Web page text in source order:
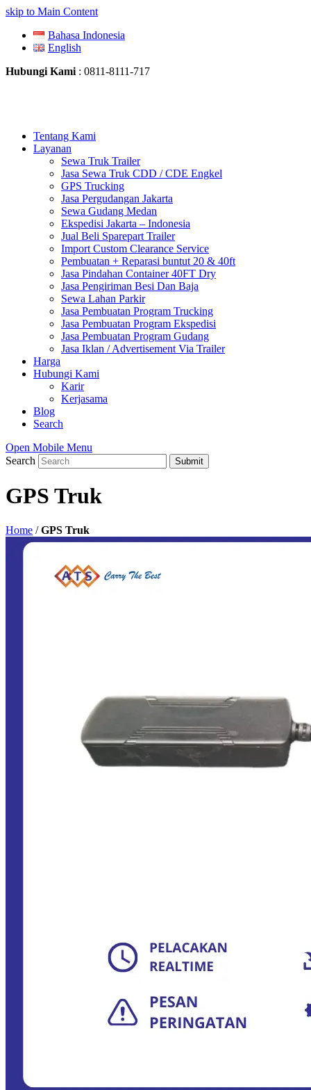
skip to Main Content
Bahasa Indonesia
English
Hubungi Kami : 0811-8111-717
Tentang Kami
Layanan
Sewa Truk Trailer
Jasa Sewa Truk CDD / CDE Engkel
GPS Trucking
Jasa Pergudangan Jakarta
Sewa Gudang Medan
Ekspedisi Jakarta – Indonesia
Jual Beli Sparepart Trailer
Import Custom Clearance Service
Pembuatan + Reparasi buntut 20 & 40ft
Jasa Pindahan Container 40FT Dry
Jasa Pengiriman Besi Dan Baja
Sewa Lahan Parkir
Jasa Pembuatan Program Trucking
Jasa Pembuatan Program Ekspedisi
Jasa Pembuatan Program Gudang
Jasa Iklan / Advertisement Via Trailer
Harga
Hubungi Kami
Karir
Kerjasama
Blog
Search
Open Mobile Menu
Search
Submit
GPS Truk
Home /GPS Truk